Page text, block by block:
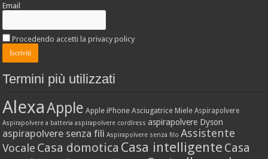
Email
Procedendo accetti la privacy policy
Termini più utilizzati
AlexaApple Apple iPhone Asciugatrice Miele Aspirapolvere
Aspirapolvere a batteria aspirapolvere cordlress aspirapolvere Dyson
aspirapolvere senza fili Aspirapolvere senza filo Assistente
Vocale Casa domotica Casa intelligente Casa